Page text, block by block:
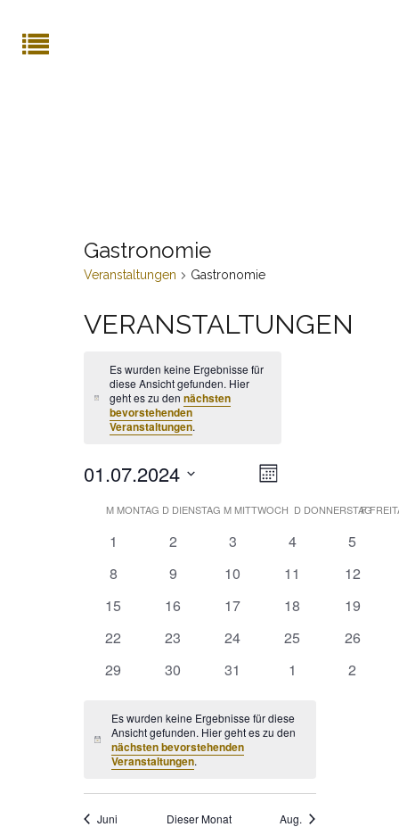
Gastronomie
Veranstaltungen Gastronomie
VERANSTALTUNGEN
Hinweis
Es wurden keine Ergebnisse für
diese Ansicht gefunden. Hier
geht es zu dennächsten
bevorstehenden
Veranstaltungen.
Veranstaltung
Ansichten-
Navigation
Monat
01.07.2024
KALENDER
VON
VERANSTALTUNGEN
MMONTAG D DIENSTAG MMITTWOCH D DONNERSTAG
F
0
1
0
2
0
3
0
4
0
5
0
8
0
9
0
10
0
11
0
12
0
15
0
16
0
17
0
18
0
19
0
22
0
23
0
24
0
25
0
26
0
29
0
30
0
31
0
1
0
2
Hinweis
Es wurden keine Ergebnisse für diese
Ansicht gefunden. Hier geht es zu den
nächsten bevorstehenden
Veranstaltungen.
Juni Dieser Monat Aug.